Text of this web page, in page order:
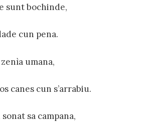
sunt bochinde,
cun pena.
umana,
canes cun s’arrabiu.
sa campana,